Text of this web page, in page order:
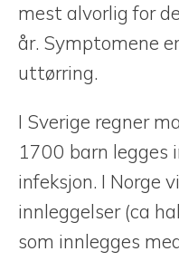
mest alvorlig for
år. Symptomene
uttørring.
I Sverige regner
1700 barn legges
infeksjon. I Norge
innleggelser (ca
som innlegges